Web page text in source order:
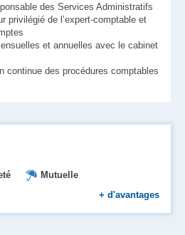
des Services Administratifs
privilégié de l’expert-comptable et
et annuelles avec le cabinet
continue des procédures comptables
Mutuelle
à l'installation
+ d'avantages